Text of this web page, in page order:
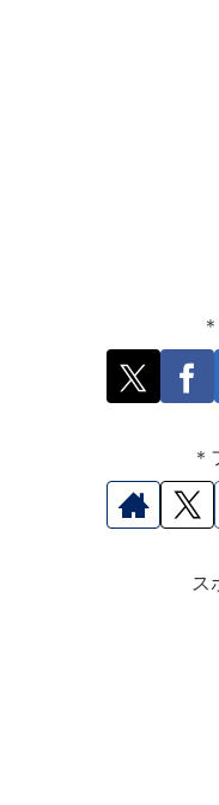
＊
ス